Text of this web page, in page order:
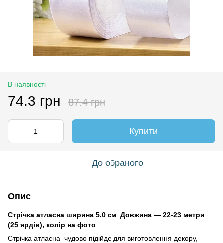
В наявності
74.3 грн 87.4 грн
Купити
До обраного
Опис
Стрічка атласна ширина 5.0 см Довжина — 22-23 метри
(25 ярдів), колір на фото
Стрічка атласна чудово підійде для виготовлення декору,